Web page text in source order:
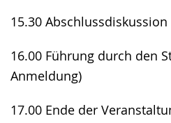
15.30 Abschlussdiskussion
16.00 Führung durch den
Anmeldung)
17.00 Ende der